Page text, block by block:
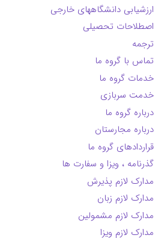
ارزشیابی دانشگاههای خارجی
اصطلاحات تحصیلی
ترجمه
تماس با گروه ما
خدمات گروه ما
خدمت سربازی
درباره گروه ما
درباره مجارستان
قراردادهای گروه ما
گذرنامه ، ویزا و سفارت ها
مدارک لازم پذیرش
مدارک لازم زبان
مدارک لازم مشمولین
مدارک لازم ویزا